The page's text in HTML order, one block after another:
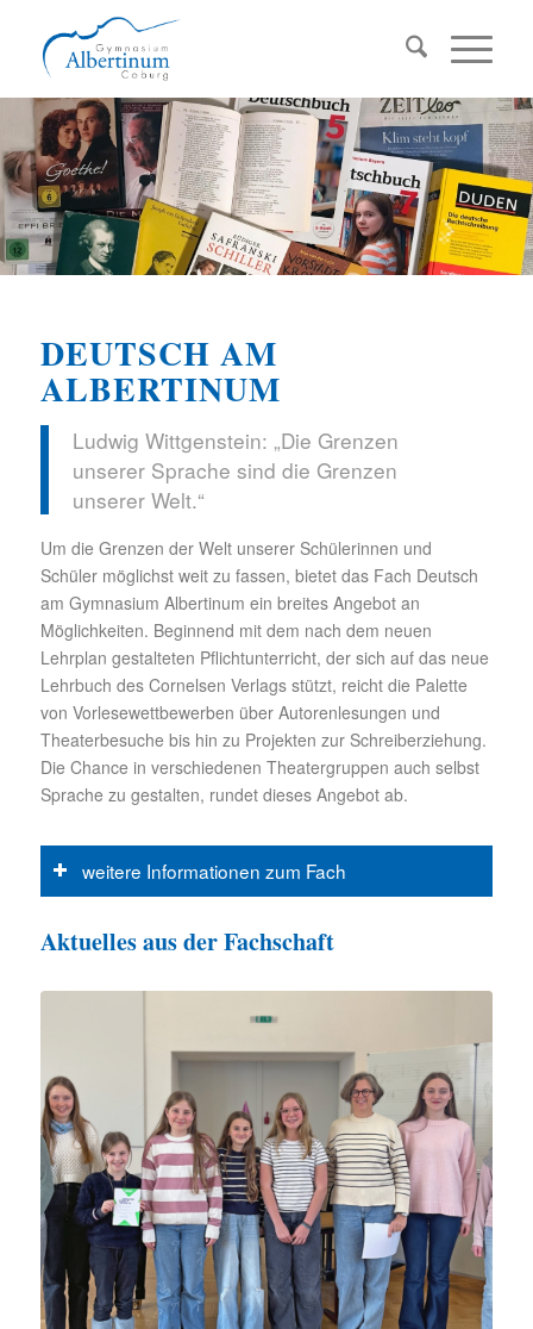
DEUTSCH AM
ALBERTINUM
Ludwig Wittgenstein: „Die Grenzen
unserer Sprache sind die Grenzen
unserer Welt.“
Um die Grenzen der Welt unserer Schülerinnen und
Schüler möglichst weit zu fassen, bietet das Fach Deutsch
am Gymnasium Albertinum ein breites Angebot an
Möglichkeiten. Beginnend mit dem nach dem neuen
Lehrplan gestalteten Pflichtunterricht, der sich auf das neue
Lehrbuch des Cornelsen Verlags stützt, reicht die Palette
von Vorlesewettbewerben über Autorenlesungen und
Theaterbesuche bis hin zu Projekten zur Schreiberziehung.
Die Chance in verschiedenen Theatergruppen auch selbst
Sprache zu gestalten, rundet dieses Angebot ab.
weitere Informationen zum Fach
Aktuelles aus der Fachschaft